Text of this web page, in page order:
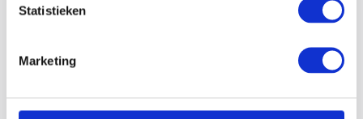
Statistieken
Marketing
Lees meer